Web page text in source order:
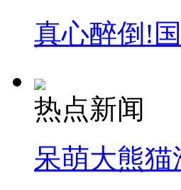
真心醉倒!
热点新闻
呆萌大熊猫